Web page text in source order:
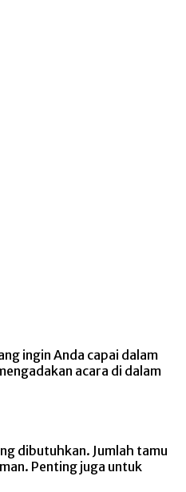
ingin Anda capai dalam
acara di dalam
dibutuhkan. Jumlah tamu
Penting juga untuk